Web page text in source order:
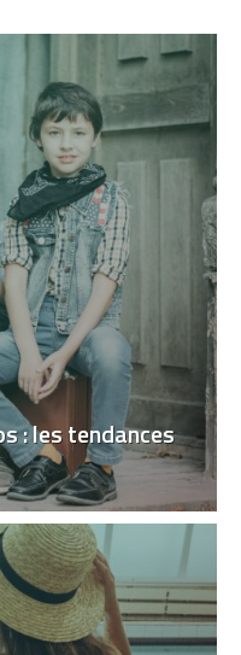
: les tendances